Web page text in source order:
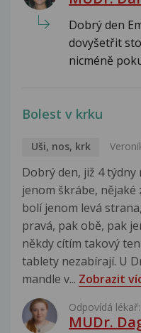
Dobrý den
dovyšetřit
nicméně
Bolest v krku
Uši, nos, krk
Dobrý den, již 4
jenom škrábe,
bolí jenom levá
pravá, pak obě, pak
někdy cítím takový
tablety nezabírají. U
mandle v... Zobrazit
Odpovídá lékař:
MUDr.